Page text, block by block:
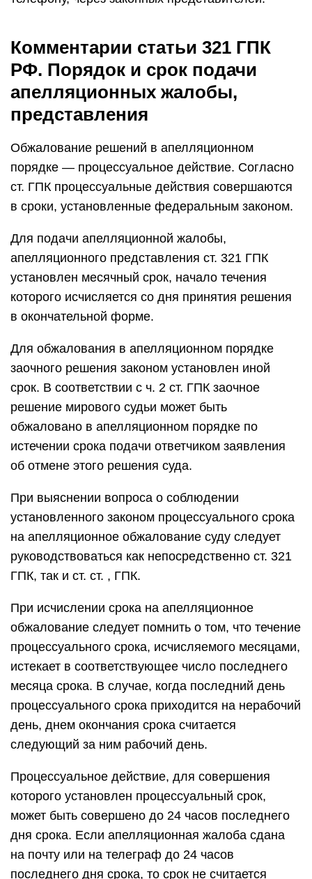
Комментарии статьи 321 ГПК
РФ. Порядок и срок подачи
апелляционных жалобы,
представления
Обжалование решений в апелляционном
порядке — процессуальное действие. Согласно
ст. ГПК процессуальные действия совершаются
в сроки, установленные федеральным законом.
Для подачи апелляционной жалобы,
апелляционного представления ст. 321 ГПК
установлен месячный срок, начало течения
которого исчисляется со дня принятия решения
в окончательной форме.
Для обжалования в апелляционном порядке
заочного решения законом установлен иной
срок. В соответствии с ч. 2 ст. ГПК заочное
решение мирового судьи может быть
обжаловано в апелляционном порядке по
истечении срока подачи ответчиком заявления
об отмене этого решения суда.
При выяснении вопроса о соблюдении
установленного законом процессуального срока
на апелляционное обжалование суду следует
руководствоваться как непосредственно ст. 321
ГПК, так и ст. ст. , ГПК.
При исчислении срока на апелляционное
обжалование следует помнить о том, что течение
процессуального срока, исчисляемого месяцами,
истекает в соответствующее число последнего
месяца срока. В случае, когда последний день
процессуального срока приходится на нерабочий
день, днем окончания срока считается
следующий за ним рабочий день.
Процессуальное действие, для совершения
которого установлен процессуальный срок,
может быть совершено до 24 часов последнего
дня срока. Если апелляционная жалоба сдана
на почту или на телеграф до 24 часов
последнего дня срока, то срок не считается